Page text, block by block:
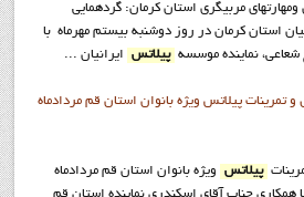
مربیگری استان کرمان: گردهمایی
استان کرمان در روز دوشنبه بیستم مهرماه با
نماینده موسسه
پیلاتس
ایرانیان ...
تمرینات پیلاتس ویژه بانوان استان قم مردادماه
پیلاتس
ویژه بانوان استان قم مردادماه
همکاري جناب آقاي اسکندري نماينده استان قم